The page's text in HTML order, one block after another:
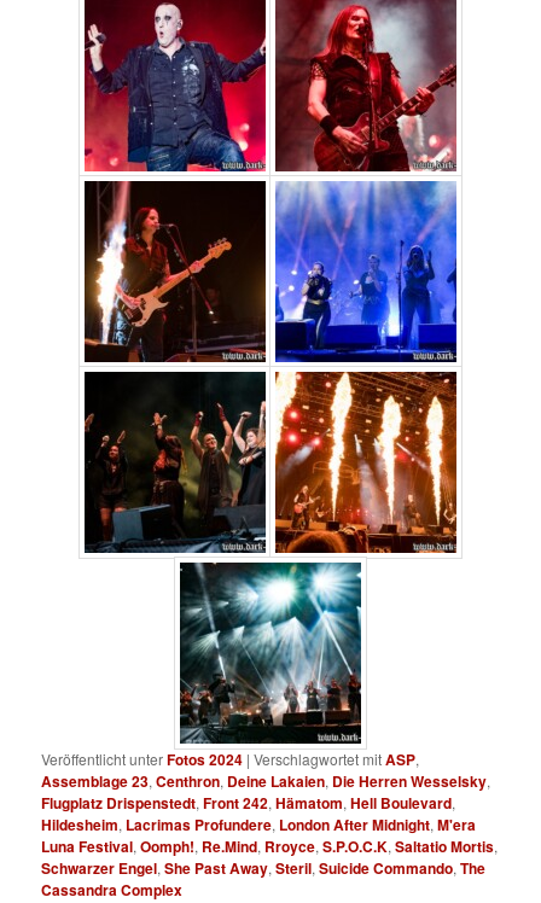
Veröffentlicht unterFotos 2024 |Verschlagwortet mitASP,
Assemblage 23,Centhron, Deine Lakaien, Die Herren Wesselsky,
Flugplatz Drispenstedt,Front 242,Hämatom,Hell Boulevard,
Hildesheim, Lacrimas Profundere, London After Midnight,M'era
Luna Festival,Oomph!, Re.Mind, Rroyce,S.P.O.C.K,Saltatio Mortis,
Schwarzer Engel,She Past Away,Steril,Suicide Commando,The
Cassandra Complex